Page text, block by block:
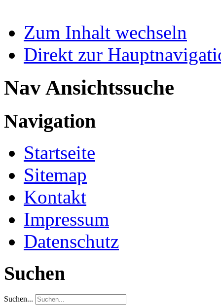
Zum Inhalt wechseln
Direkt zur
Nav Ansichtssuche
Navigation
Startseite
Sitemap
Kontakt
Impressum
Datenschutz
Suchen
Suchen...